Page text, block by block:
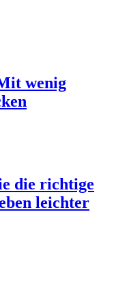
wenig
die richtige
leichter